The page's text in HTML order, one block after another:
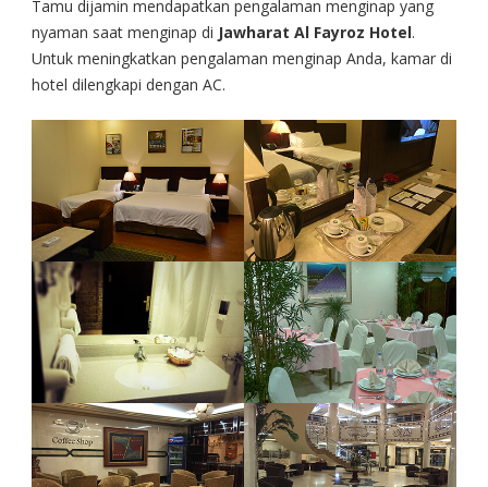
Tamu dijamin mendapatkan pengalaman menginap yang
nyaman saat menginap di Jawharat Al Fayroz Hotel.
Untuk meningkatkan pengalaman menginap Anda, kamar di
hotel dilengkapi dengan AC.